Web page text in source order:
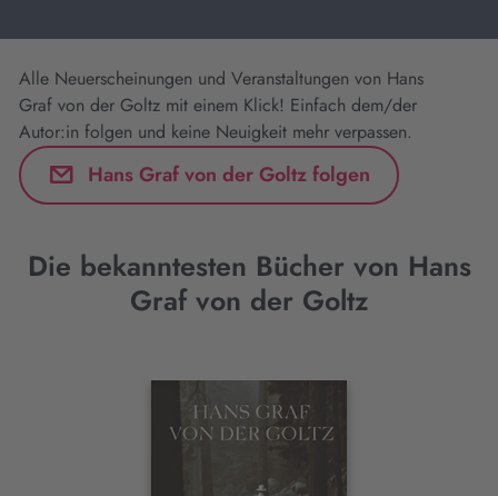
Alle Neuerscheinungen und Veranstaltungen von Hans
Graf von der Goltz mit einem Klick! Einfach dem/der
Autor:in folgen und keine Neuigkeit mehr verpassen.
Hans Graf von der Goltz folgen
Die bekanntesten Bücher von Hans
Graf von der Goltz